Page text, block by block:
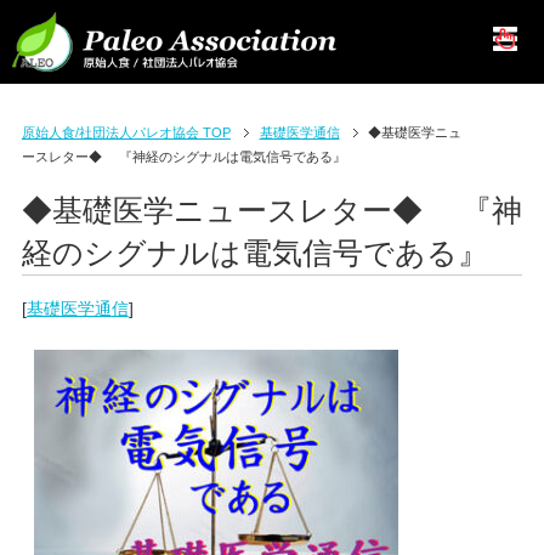
原始人食/社団法人パレオ協会 TOP 基礎医学通信
◆基礎医学ニュ
ースレター◆ 『神経のシグナルは電気信号である』
◆基礎医学ニュースレター◆ 『神
経のシグナルは電気信号である』
[基礎医学通信]